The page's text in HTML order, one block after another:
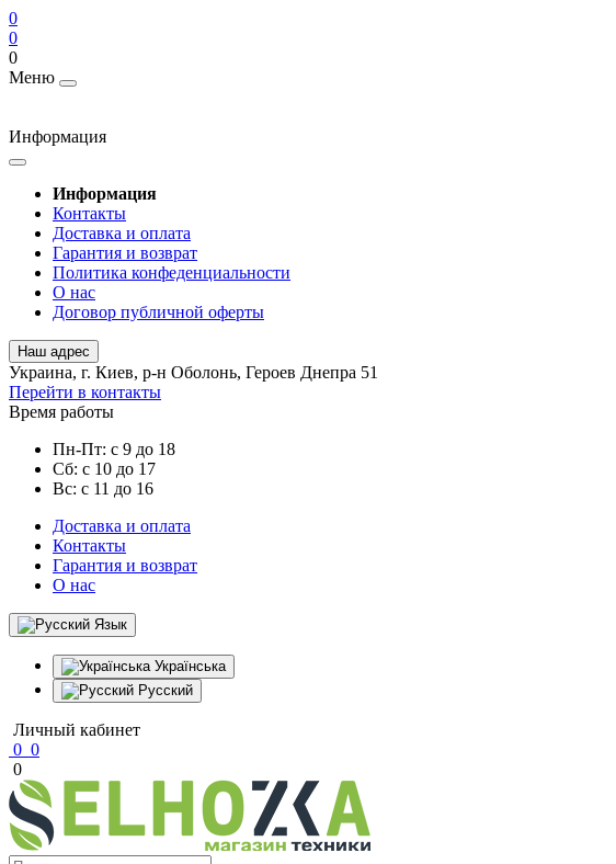
0
0
0
Меню
Информация
Информация
Контакты
Доставка и оплата
Гарантия и возврат
Политика конфеденциальности
О нас
Договор публичной оферты
Наш адрес
Украина, г. Киев, р-н Оболонь, Героев Днепра 51
Перейти в контакты
Время работы
Пн-Пт: с 9 до 18
Сб: с 10 до 17
Вс: с 11 до 16
Доставка и оплата
Контакты
Гарантия и возврат
О нас
Язык
Українська
Русский
Личный кабинет
0 0
0